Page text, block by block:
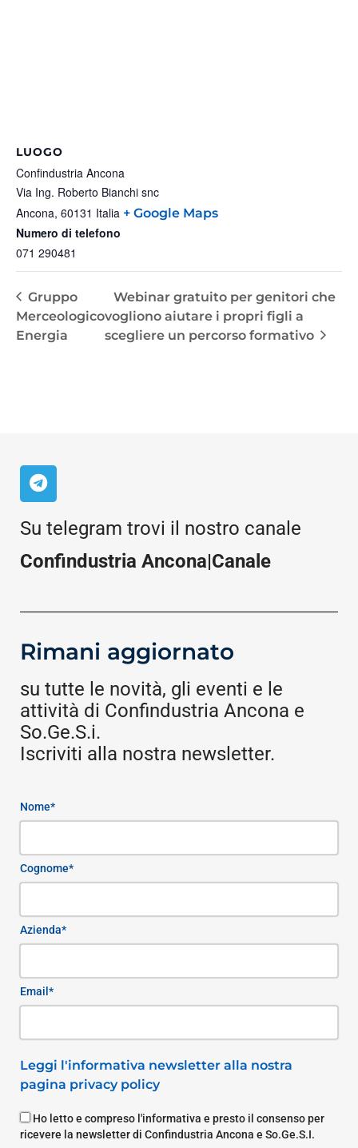
LUOGO
Confindustria Ancona
Via Ing. Roberto Bianchi snc
Ancona, 60131 Italia + Google Maps
Numero di telefono
071 290481
Gruppo
Merceologico
Energia
Webinar gratuito per genitori che
vogliono aiutare i propri figli a
scegliere un percorso formativo
Su telegram trovi il nostro canale
Confindustria Ancona|Canale
Rimani aggiornato
su tutte le novità, gli eventi e le
attività di Confindustria Ancona e
So.Ge.S.i.
Iscriviti alla nostra newsletter.
Nome*
Cognome*
Azienda*
Email*
Leggi l'informativa newsletter alla nostra
pagina privacy policy
Ho letto e compreso l'informativa e presto il consenso per
ricevere la newsletter di Confindustria Ancona e So.Ge.S.I.